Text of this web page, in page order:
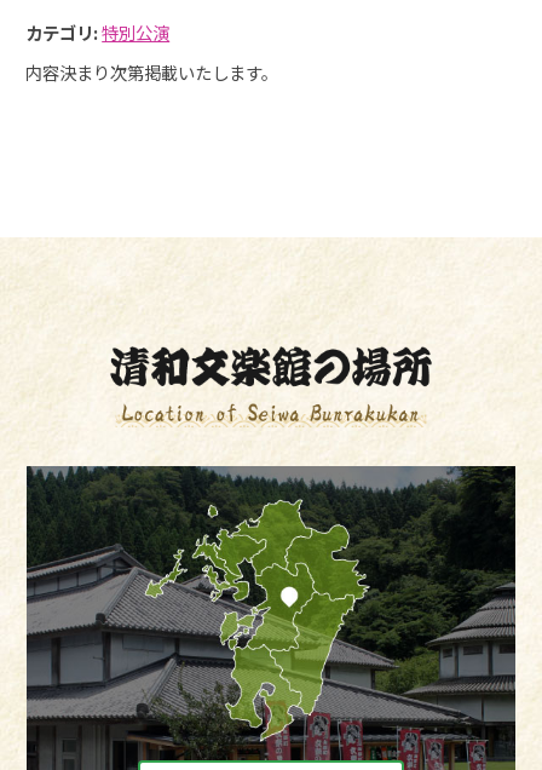
カテゴリ:特別公演
内容決まり次第掲載いたします。